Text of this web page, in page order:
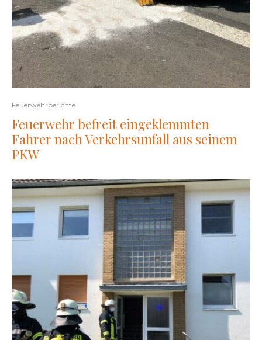
Feuerwehrberichte
Feuerwehr befreit eingeklemmten
Fahrer nach Verkehrsunfall aus seinem
PKW